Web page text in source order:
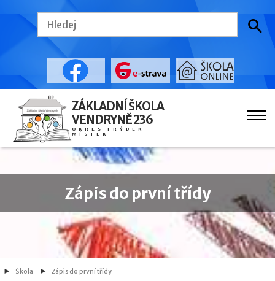
ZÁKLADNÍ ŠKOLA
VENDRYNĚ 236
OKRES FRÝDEK-
MÍSTEK
Zápis do první třídy
Škola Zápis do první třídy